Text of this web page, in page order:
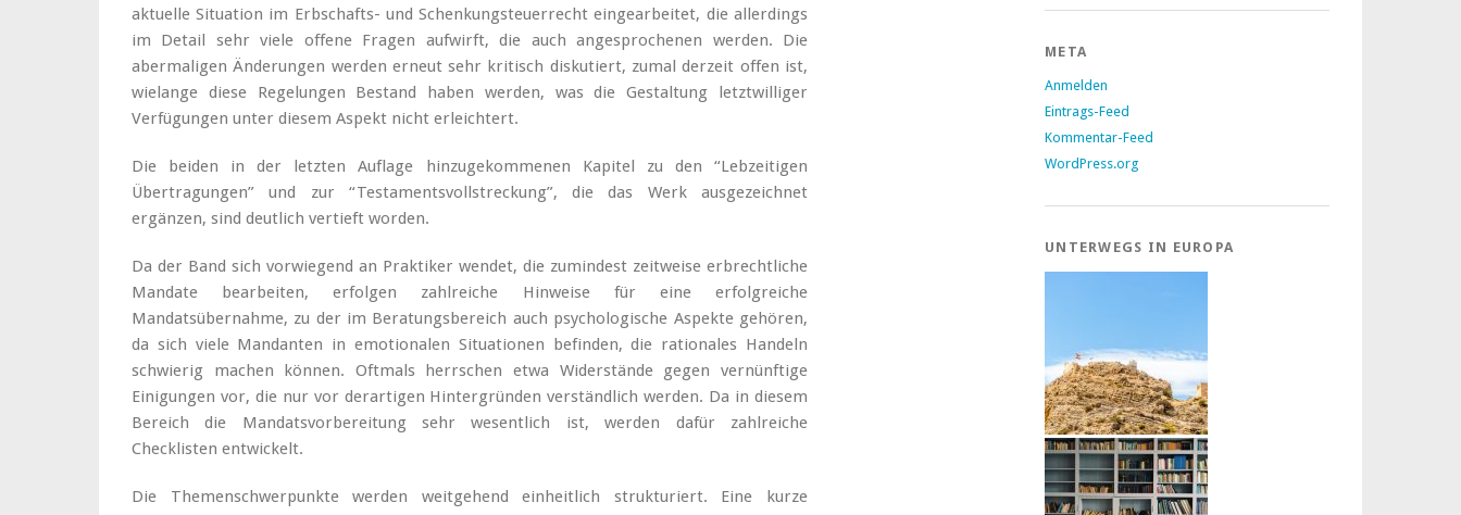
aktuelle Situation im Erbschafts- und Schenkungsteuerrecht eingearbeitet, die allerdings
im Detail sehr viele offene Fragen aufwirft, die auch angesprochenen werden. Die
abermaligen Änderungen werden erneut sehr kritisch diskutiert, zumal derzeit offen ist,
wielange diese Regelungen Bestand haben werden, was die Gestaltung letztwilliger
Verfügungen unter diesem Aspekt nicht erleichtert.
Die beiden in der letzten Auflage hinzugekommenen Kapitel zu den “Lebzeitigen
Übertragungen” und zur “Testamentsvollstreckung”, die das Werk ausgezeichnet
ergänzen, sind deutlich vertieft worden.
Da der Band sich vorwiegend an Praktiker wendet, die zumindest zeitweise erbrechtliche
Mandate bearbeiten, erfolgen zahlreiche Hinweise für eine erfolgreiche
Mandatsübernahme, zu der im Beratungsbereich auch psychologische Aspekte gehören,
da sich viele Mandanten in emotionalen Situationen befinden, die rationales Handeln
schwierig machen können. Oftmals herrschen etwa Widerstände gegen vernünftige
Einigungen vor, die nur vor derartigen Hintergründen verständlich werden. Da in diesem
Bereich die Mandatsvorbereitung sehr wesentlich ist, werden dafür zahlreiche
Checklisten entwickelt.
Die Themenschwerpunkte werden weitgehend einheitlich strukturiert. Eine kurze
META
Anmelden
Eintrags-Feed
Kommentar-Feed
WordPress.org
UNTERWEGS IN EUROPA